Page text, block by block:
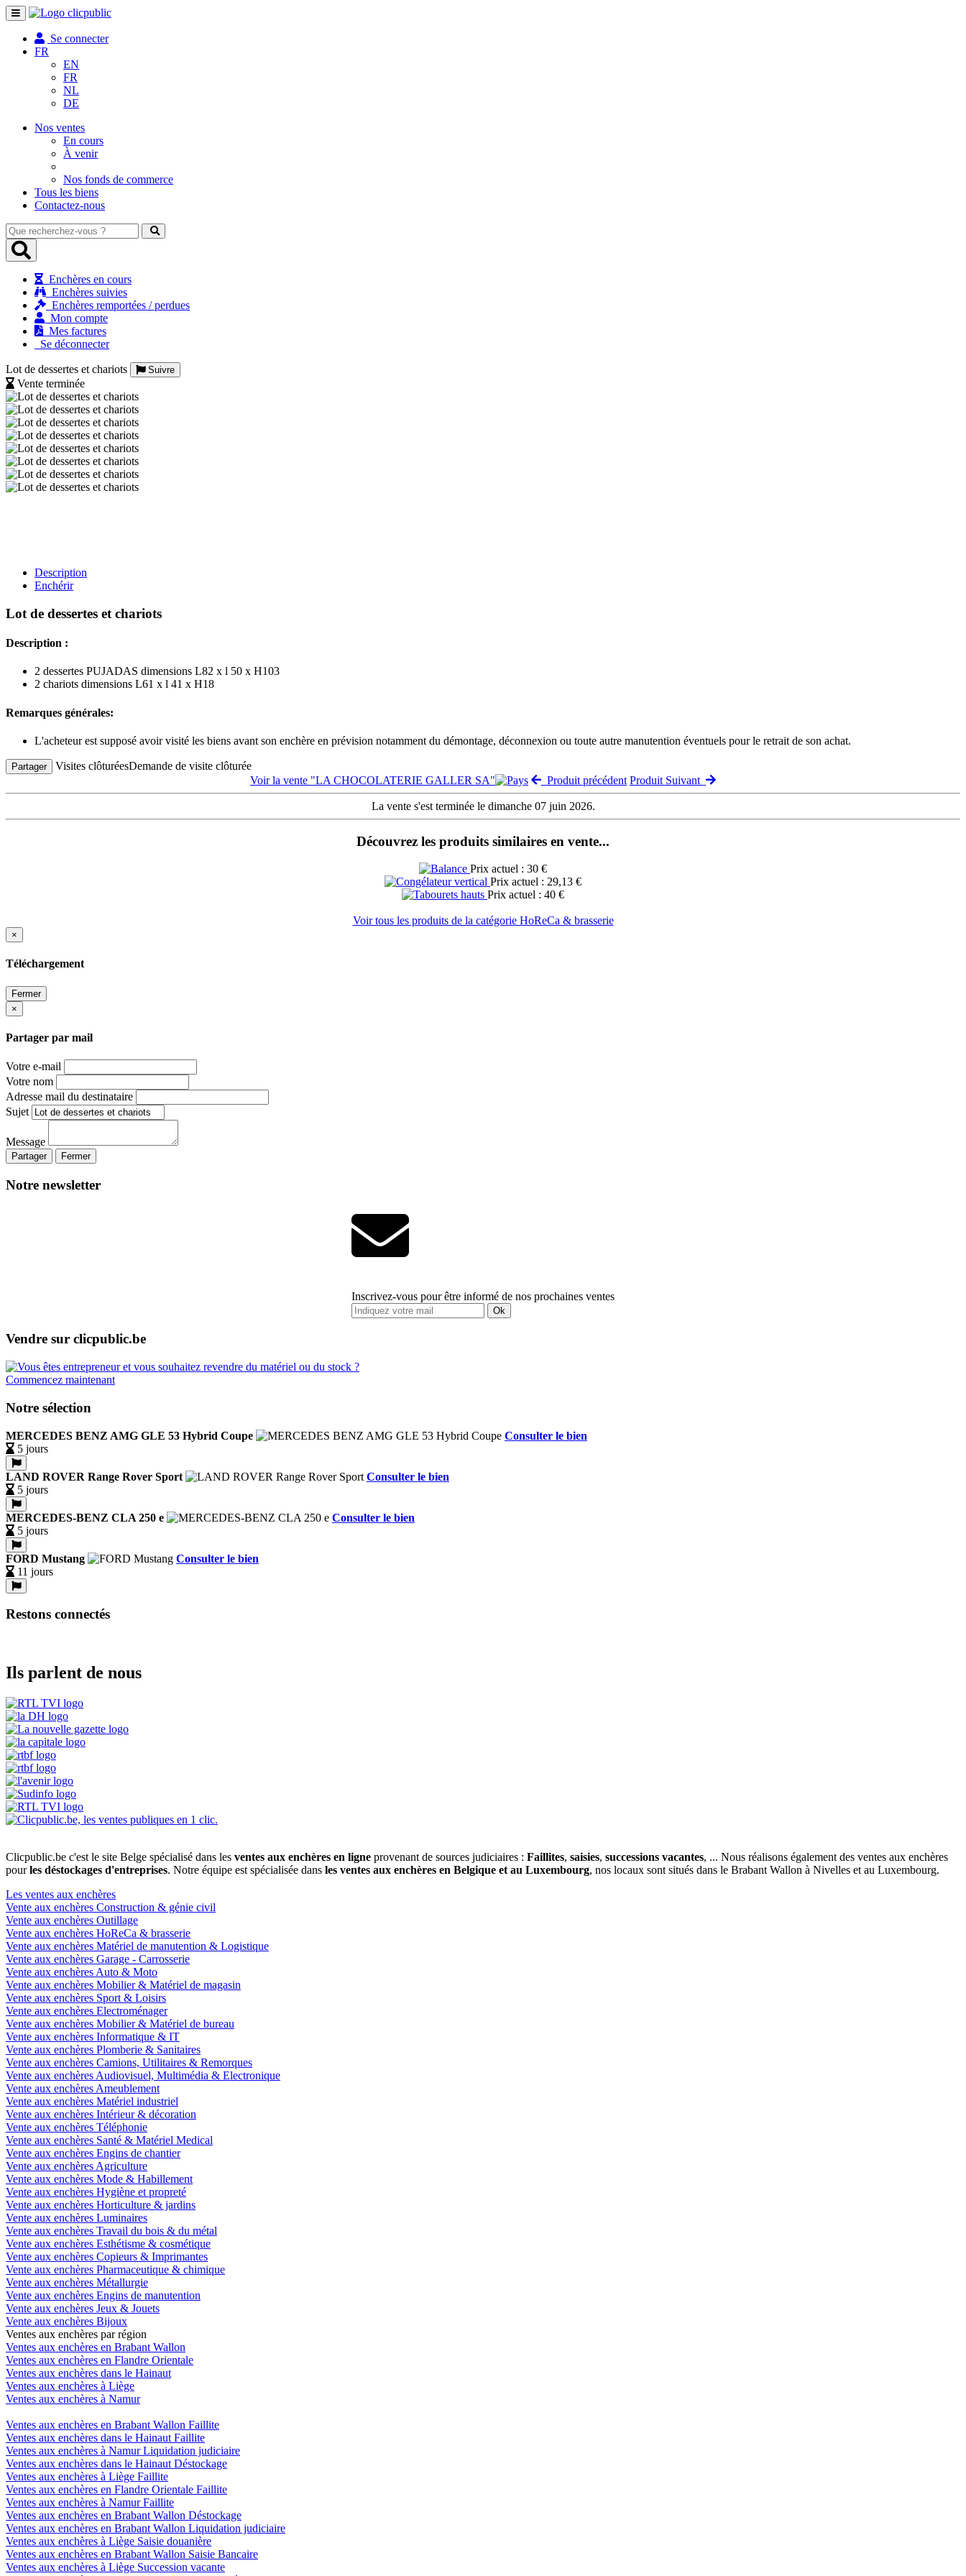
Toggle
navigation
Se connecter
FR
EN
FR
NL
DE
Nos ventes
En cours
À venir
Nos fonds de commerce
Tous les biens
Contactez-nous
Que
recherchez-
vous
Enchères en cours
Enchères suivies
Enchères remportées / perdues
Mon compte
Mes factures
Se déconnecter
Lot de dessertes et chariots Suivre
Vente terminée
Description
Enchérir
Lot de dessertes et chariots
Description :
2 dessertes PUJADAS dimensions L82 x l 50 x H103
2 chariots dimensions L61 x l 41 x H18
Remarques générales:
L'acheteur est supposé avoir visité les biens avant son enchère en prévision notamment du démontage, déconnexion ou toute autre manutention éventuels pour le retrait de son achat.
Partager Visites clôturéesDemande de visite clôturée
Voir la vente "LA CHOCOLATERIE GALLER SA"
Produit précédent Produit Suivant
La vente s'est terminée le dimanche 07 juin 2026.
Découvrez les produits similaires en vente...
Prix actuel : 30 €
Prix actuel : 29,13 €
Prix actuel : 40 €
Voir tous les produits de la catégorie HoReCa & brasserie
×
Téléchargement
Fermer
×
Partager par mail
Votre e-mail
Votre nom
Adresse mail du destinataire
Sujet
Message
Partager Fermer
Notre newsletter
Inscrivez-vous pour être informé de nos prochaines ventes
Ok
Vendre sur clicpublic.be
Commencez maintenant
Notre sélection
MERCEDES BENZ AMG GLE 53 Hybrid Coupe
Consulter le bien
5 jours
LAND ROVER Range Rover Sport
Consulter le bien
5 jours
MERCEDES-BENZ CLA 250 e
Consulter le bien
5 jours
FORD Mustang
Consulter le bien
11 jours
Restons connectés
Ils parlent de nous
Clicpublic.be c'est le site Belge spécialisé dans les ventes aux enchères en ligne provenant de sources judiciaires : Faillites, saisies, successions vacantes, ... Nous réalisons également des ventes aux enchères
pourles déstockages d'entreprises. Notre équipe est spécialisée dans les ventes aux enchères en Belgique et au Luxembourg, nos locaux sont situés dans le Brabant Wallon à Nivelles et au Luxembourg.
Les ventes aux enchères
Vente aux enchères Construction & génie civil
Vente aux enchères Outillage
Vente aux enchères HoReCa & brasserie
Vente aux enchères Matériel de manutention & Logistique
Vente aux enchères Garage - Carrosserie
Vente aux enchères Auto & Moto
Vente aux enchères Mobilier & Matériel de magasin
Vente aux enchères Sport & Loisirs
Vente aux enchères Electroménager
Vente aux enchères Mobilier & Matériel de bureau
Vente aux enchères Informatique & IT
Vente aux enchères Plomberie & Sanitaires
Vente aux enchères Camions, Utilitaires & Remorques
Vente aux enchères Audiovisuel, Multimédia & Electronique
Vente aux enchères Ameublement
Vente aux enchères Matériel industriel
Vente aux enchères Intérieur & décoration
Vente aux enchères Téléphonie
Vente aux enchères Santé & Matériel Medical
Vente aux enchères Engins de chantier
Vente aux enchères Agriculture
Vente aux enchères Mode & Habillement
Vente aux enchères Hygiène et propreté
Vente aux enchères Horticulture & jardins
Vente aux enchères Luminaires
Vente aux enchères Travail du bois & du métal
Vente aux enchères Esthétisme & cosmétique
Vente aux enchères Copieurs & Imprimantes
Vente aux enchères Pharmaceutique & chimique
Vente aux enchères Métallurgie
Vente aux enchères Engins de manutention
Vente aux enchères Jeux & Jouets
Vente aux enchères Bijoux
Ventes aux enchères par région
Ventes aux enchères en Brabant Wallon
Ventes aux enchères en Flandre Orientale
Ventes aux enchères dans le Hainaut
Ventes aux enchères à Liège
Ventes aux enchères à Namur
Ventes aux enchères en Brabant Wallon Faillite
Ventes aux enchères dans le Hainaut Faillite
Ventes aux enchères à Namur Liquidation judiciaire
Ventes aux enchères dans le Hainaut Déstockage
Ventes aux enchères à Liège Faillite
Ventes aux enchères en Flandre Orientale Faillite
Ventes aux enchères à Namur Faillite
Ventes aux enchères en Brabant Wallon Déstockage
Ventes aux enchères en Brabant Wallon Liquidation judiciaire
Ventes aux enchères à Liège Saisie douanière
Ventes aux enchères en Brabant Wallon Saisie Bancaire
Ventes aux enchères à Liège Succession vacante